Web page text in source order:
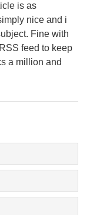
is as
nice and i
Fine with
feed to keep
a million and